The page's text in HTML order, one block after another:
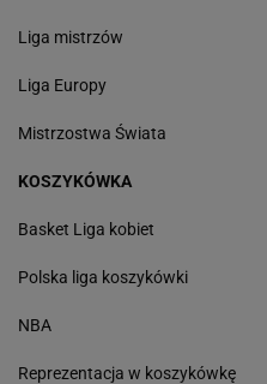
Liga mistrzów
Liga Europy
Mistrzostwa Świata
KOSZYKÓWKA
Basket Liga kobiet
Polska liga koszykówki
NBA
Reprezentacja w koszykówkę